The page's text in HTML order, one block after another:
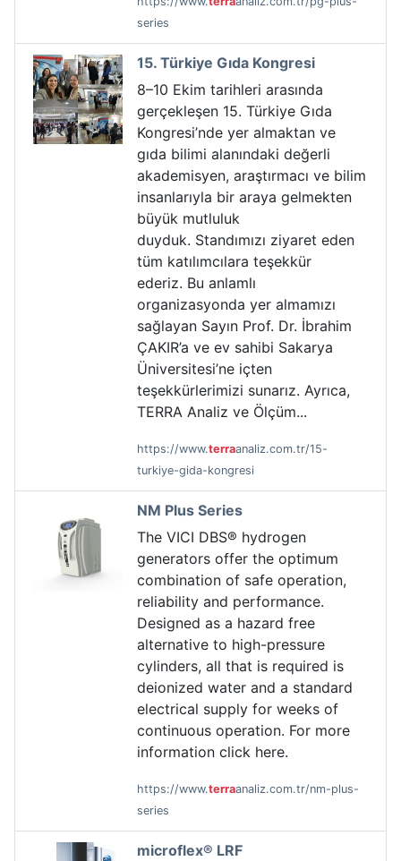
series
15. Türkiye Gıda Kongresi
8–10 Ekim tarihleri arasında
gerçekleşen 15. Türkiye Gıda
Kongresi’nde yer almaktan ve
gıda bilimi alanındaki değerli
akademisyen, araştırmacı ve bilim
insanlarıyla bir araya gelmekten
büyük mutluluk
duyduk. Standımızı ziyaret eden
tüm katılımcılara teşekkür
ederiz. Bu anlamlı
organizasyonda yer almamızı
sağlayan Sayın Prof. Dr. İbrahim
ÇAKIR’a ve ev sahibi Sakarya
Üniversitesi’ne içten
teşekkürlerimizi sunarız. Ayrıca,
TERRA Analiz ve Ölçüm...
https://www.terraanaliz.com.tr/15-
turkiye-gida-kongresi
NM Plus Series
The VICI DBS® hydrogen
generators offer the optimum
combination of safe operation,
reliability and performance.
Designed as a hazard free
alternative to high-pressure
cylinders, all that is required is
deionized water and a standard
electrical supply for weeks of
continuous operation. For more
information click here.
https://www.terraanaliz.com.tr/nm-plus-
series
microflex® LRF